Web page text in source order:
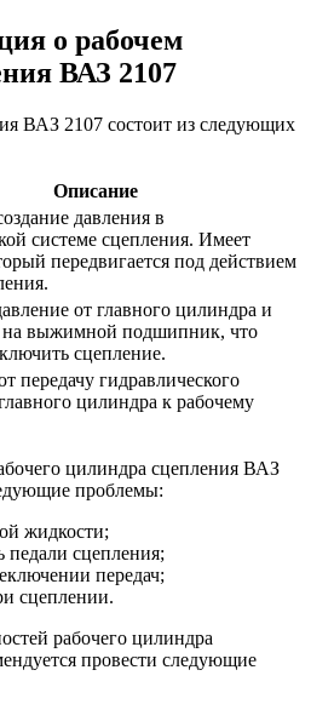
о рабочем
ВАЗ 2107
ВАЗ 2107 состоит из следующих
Описание
давления в
системе сцепления. Имеет
передвигается под действием
от главного цилиндра и
на выжимной подшипник, что
сцепление.
передачу гидравлического
цилиндра к рабочему
цилиндра сцепления ВАЗ
проблемы:
жидкости;
педали сцепления;
передач;
сцеплении.
рабочего цилиндра
провести следующие